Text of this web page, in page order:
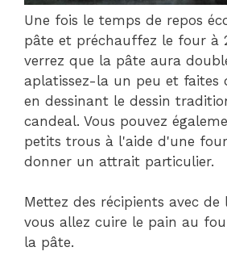
Une fois le temps de repos
pâte et préchauffez le four à
verrez que la pâte aura
aplatissez-la un peu et faites
en dessinant le dessin
candeal. Vous pouvez
petits trous à l'aide d'une
donner un attrait particulier.
Mettez des récipients avec de
vous allez cuire le pain au
la pâte.